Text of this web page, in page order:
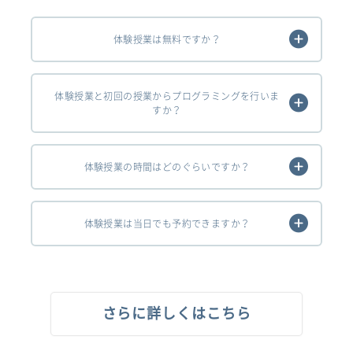
体験授業は無料ですか？
体験授業と初回の授業からプログラミングを行いま
すか？
体験授業の時間はどのぐらいですか？
体験授業は当日でも予約できますか？
さらに詳しくはこちら